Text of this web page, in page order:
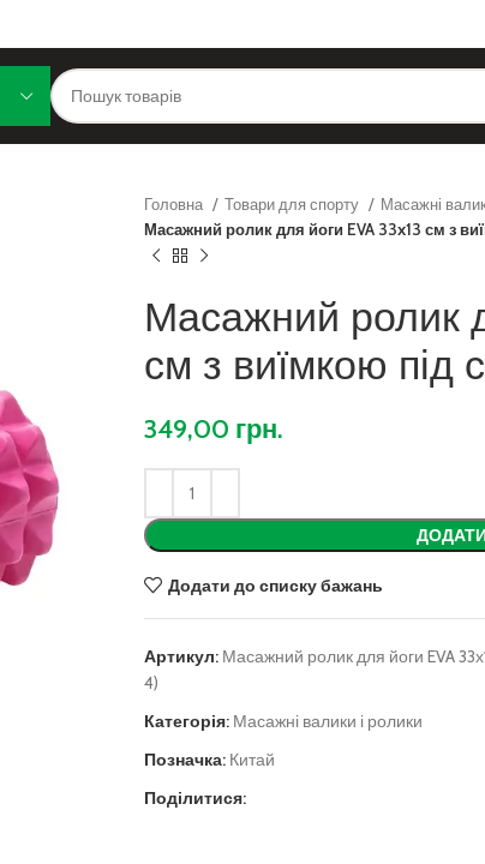
Головна Товари для спорту
Масажні
Масажний ролик для йоги EVA 33х13 см з
Масажний ролик
см з виїмкою під
349,00 грн.
Додати до списку бажань
Артикул: Масажний ролик для йоги EVA
4)
Категорія: Масажні валики і ролики
Позначка: Китай
Поділитися: